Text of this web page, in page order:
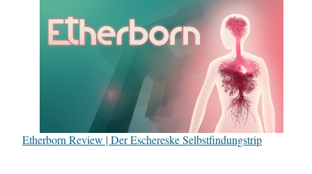
Etherborn Review | Der Eschereske Selbstfindungstrip